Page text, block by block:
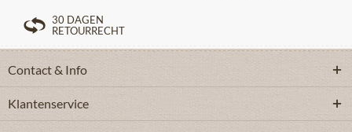
30 DAGEN
RETOURRECHT
Contact & Info
Klantenservice